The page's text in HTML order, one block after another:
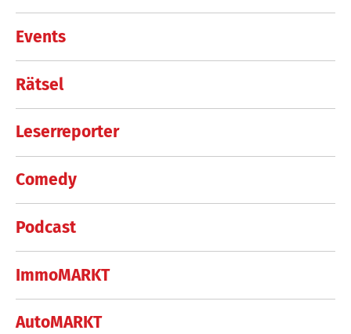
Events
Rätsel
Leserreporter
Comedy
Podcast
ImmoMARKT
AutoMARKT